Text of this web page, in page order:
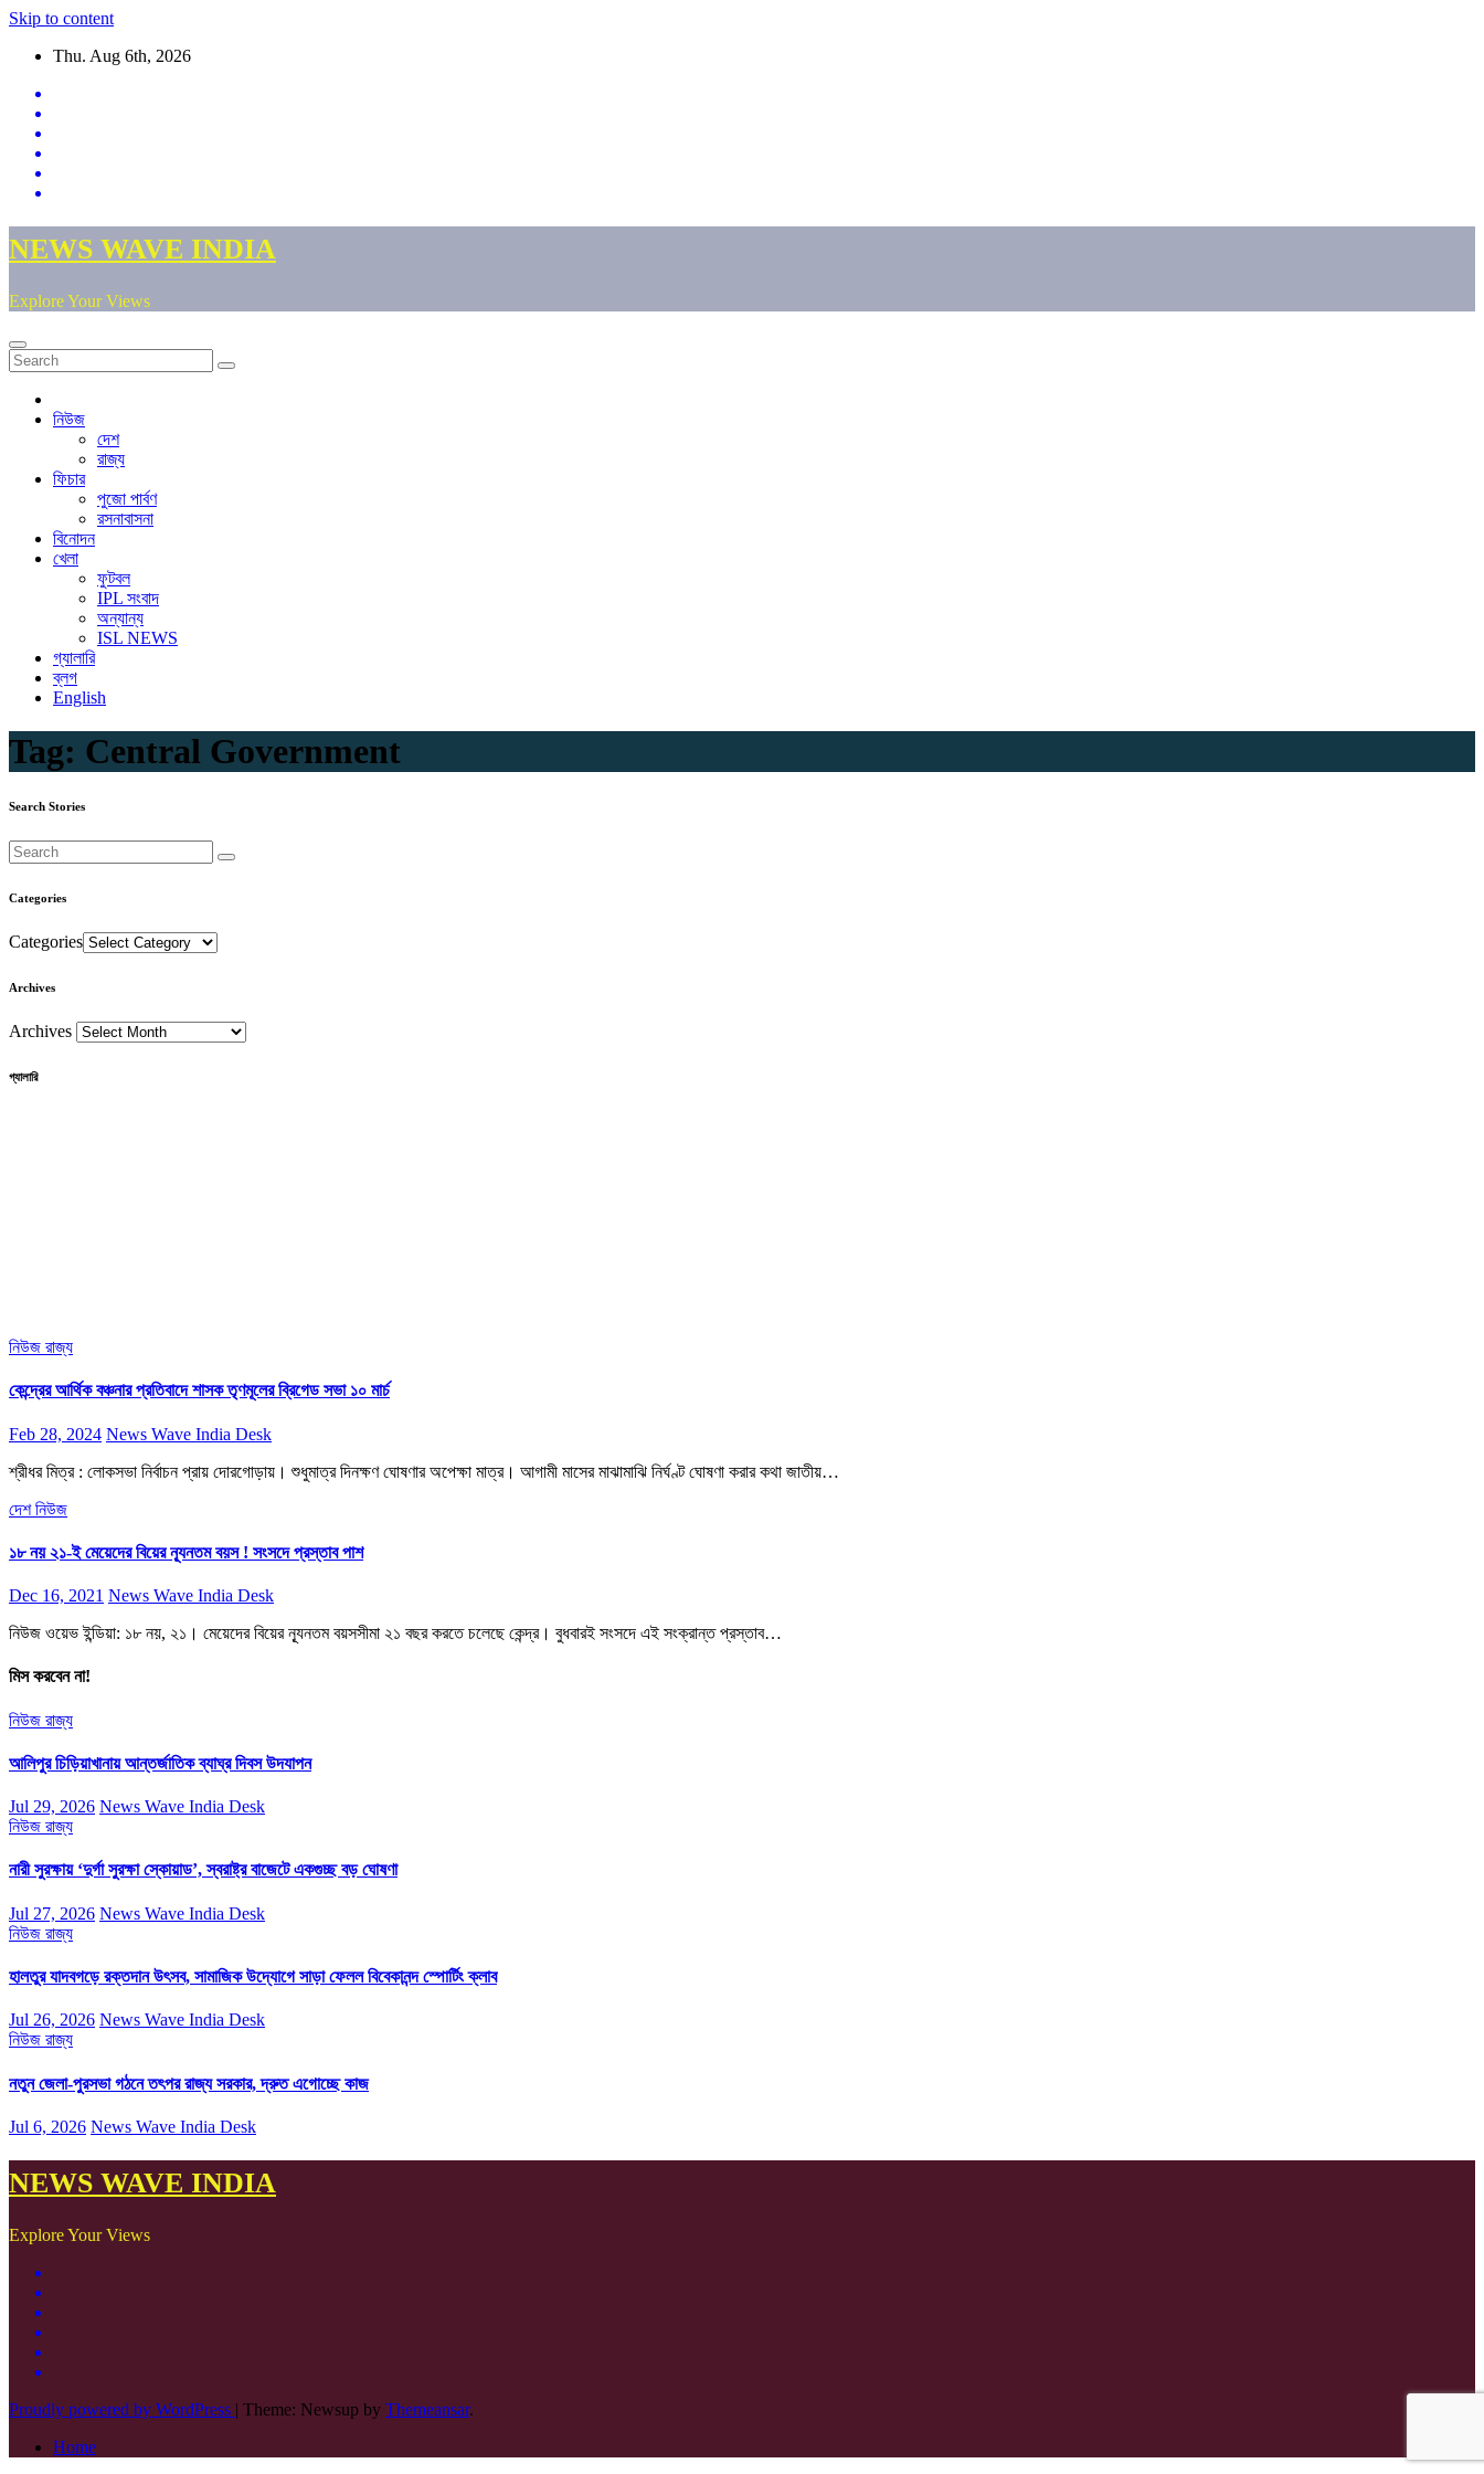
Skip to content
Thu. Aug 6th, 2026
NEWS WAVE INDIA
Explore Your Views
নিউজ
দেশ
রাজ্য
ফিচার
পুজো পার্বণ
রসনাবাসনা
বিনোদন
খেলা
ফুটবল
IPL সংবাদ
অন্যান্য
ISL NEWS
গ্যালারি
ব্লগ
English
Tag: Central Government
Search Stories
Categories
Categories
Archives
Archives
গ্যালারি
নিউজ রাজ্য
কেন্দ্রের আর্থিক বঞ্চনার প্রতিবাদে শাসক তৃণমূলের ব্রিগেড সভা ১০ মার্চ
Feb 28, 2024 News Wave India Desk
শ্রীধর মিত্র : লোকসভা নির্বাচন প্রায় দোরগোড়ায়। শুধুমাত্র দিনক্ষণ ঘোষণার অপেক্ষা মাত্র। আগামী মাসের মাঝামাঝি নির্ঘণ্ট ঘোষণা করার কথা জাতীয়…
দেশনিউজ
১৮ নয় ২১-ই মেয়েদের বিয়ের ন্যূনতম বয়স ! সংসদে প্রস্তাব পাশ
Dec 16, 2021 News Wave India Desk
নিউজ ওয়েভ ইন্ডিয়া: ১৮ নয়, ২১। মেয়েদের বিয়ের ন্যূনতম বয়সসীমা ২১ বছর করতে চলেছে কেন্দ্র। বুধবারই সংসদে এই সংক্রান্ত প্রস্তাব…
মিস করবেন না!
নিউজ রাজ্য
আলিপুর চিড়িয়াখানায় আন্তর্জাতিক ব্যাঘ্র দিবস উদযাপন
Jul 29, 2026 News Wave India Desk
নিউজ রাজ্য
নারী সুরক্ষায় ‘দুর্গা সুরক্ষা স্কোয়াড’, স্বরাষ্ট্র বাজেটে একগুচ্ছ বড় ঘোষণা
Jul 27, 2026 News Wave India Desk
নিউজ রাজ্য
হালতুর যাদবগড়ে রক্তদান উৎসব, সামাজিক উদ্যোগে সাড়া ফেলল বিবেকানন্দ স্পোর্টিং ক্লাব
Jul 26, 2026 News Wave India Desk
নিউজ রাজ্য
নতুন জেলা-পুরসভা গঠনে তৎপর রাজ্য সরকার, দ্রুত এগোচ্ছে কাজ
Jul 6, 2026 News Wave India Desk
NEWS WAVE INDIA
Explore Your Views
Proudly powered by WordPress | Theme: Newsup by Themeansar.
Home